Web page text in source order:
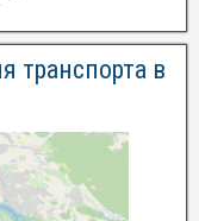
транспорта в